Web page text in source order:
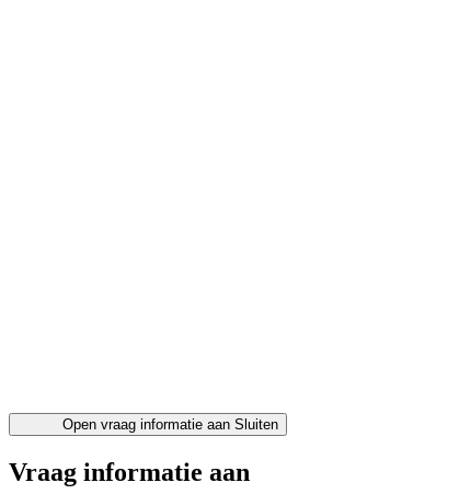
Open vraag informatie aan Sluiten
Vraag informatie aan